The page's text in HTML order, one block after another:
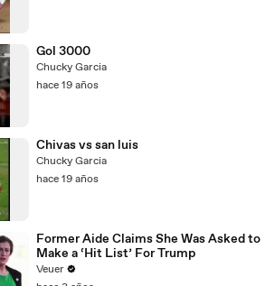
Gol 3000
Chucky Garcia
hace 19 años
Chivas vs san luis
Chucky Garcia
hace 19 años
Former Aide Claims She Was Asked to
Make a ‘Hit List’ For Trump
Veuer